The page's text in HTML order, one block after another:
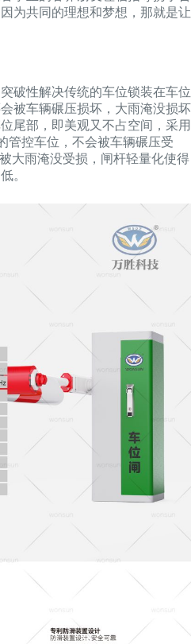
为共同的理想和梦想，那就是让
破性解决传统的车位锁装在车位
被车辆碾压损坏，大雨淹没损坏
尾部，即美观又不占空间，采用
管控车位，不会被车辆碾压受
大雨淹没受损，闸杆轻量化使得
。